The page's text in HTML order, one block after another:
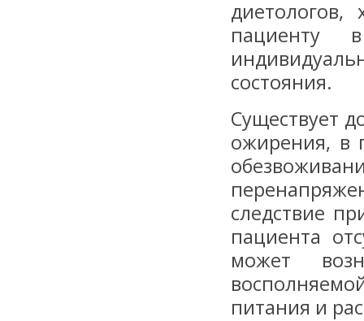
пациенту
состояния.
Существует
ожирения, в
следствие
пациента
может
питания и